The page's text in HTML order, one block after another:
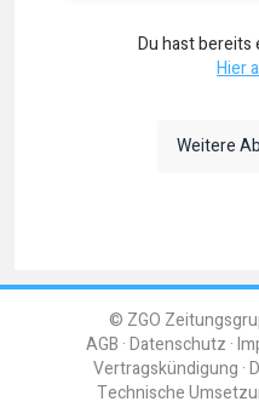
Du hast bereits
Hier
Weitere
© ZGO
AGB Datenschutz
Vertragskündigung
Technische